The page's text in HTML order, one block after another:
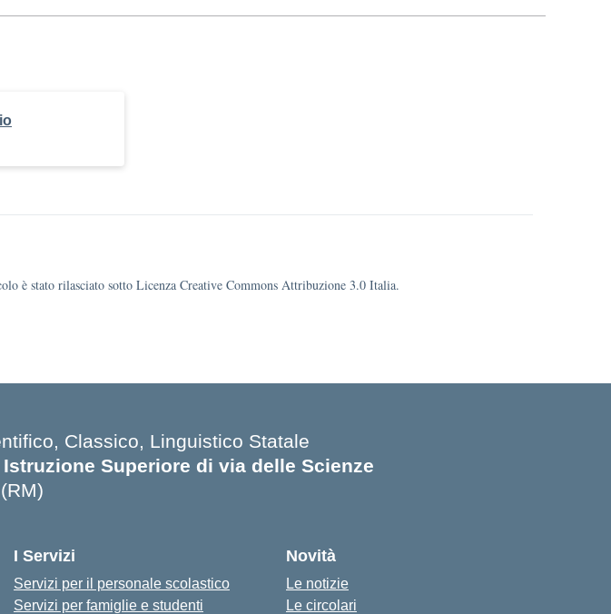
è stato rilasciato sotto Licenza Creative Commons Attribuzione 3.0 Italia.
Classico, Linguistico Statale
Superiore di via delle Scienze
I Servizi
Servizi per il personale scolastico
Servizi per famiglie e studenti
Novità
Le notizie
Le circolari